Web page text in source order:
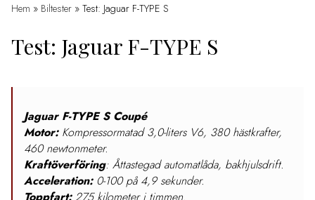
Hem » Biltester » Test: Jaguar F-TYPE S
Test: Jaguar F-TYPE S
Jaguar F-TYPE S Coupé
Motor:Kompressormatad 3,0-liters V6, 380 hästkrafter,
460 newtonmeter.
Kraftöverföring: Åttastegad automatlåda, bakhjulsdrift.
Acceleration: 0-100 på 4,9 sekunder.
Toppfart:275 kilometer i timmen.